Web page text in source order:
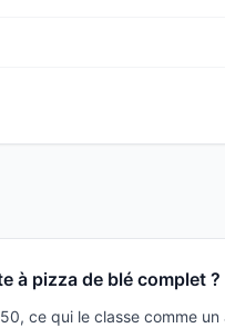
à pizza de blé complet ?
ce qui le classe comme un